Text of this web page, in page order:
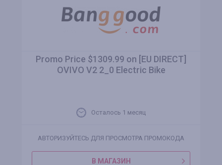
Promo Price $1309.99 on [EU DIRECT]
OVIVO V2 2_0 Electric Bike
Осталось 1 месяц
АВТОРИЗУЙТЕСЬ ДЛЯ ПРОСМОТРА ПРОМОКОДА
В МАГАЗИН